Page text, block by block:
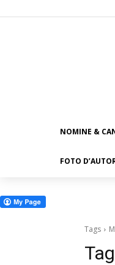
NOMINE &
FOTO
Tags